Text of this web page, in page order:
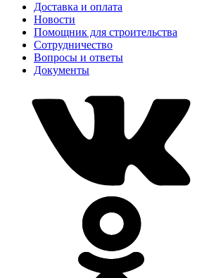
Доставка и оплата
Новости
Помощник для строительства
Сотрудничество
Вопросы и ответы
Документы